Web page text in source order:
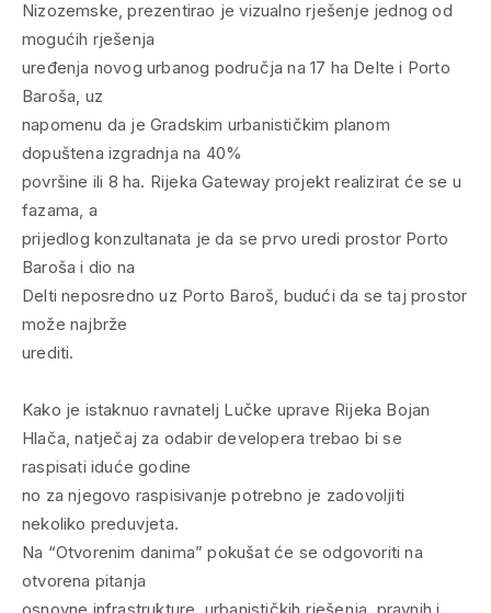
Nizozemske, prezentirao je vizualno rješenje jednog od
mogućih rješenja
uređenja novog urbanog područja na 17 ha Delte i Porto
Baroša, uz
napomenu da je Gradskim urbanističkim planom
dopuštena izgradnja na 40%
površine ili 8 ha. Rijeka Gateway projekt realizirat će se u
fazama, a
prijedlog konzultanata je da se prvo uredi prostor Porto
Baroša i dio na
Delti neposredno uz Porto Baroš, budući da se taj prostor
može najbrže
urediti.
Kako je istaknuo ravnatelj Lučke uprave Rijeka Bojan
Hlača, natječaj za odabir developera trebao bi se
raspisati iduće godine
no za njegovo raspisivanje potrebno je zadovoljiti
nekoliko preduvjeta.
Na “Otvorenim danima” pokušat će se odgovoriti na
otvorena pitanja